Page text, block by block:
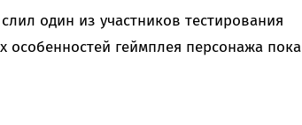
один из участников тестирования
особенностей геймплея персонажа пока